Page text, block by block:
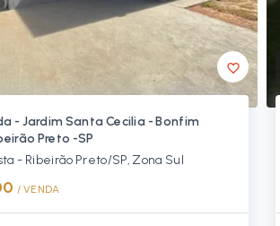
- Jardim Santa Cecilia - Bonfim
Preto -SP
- Ribeirão Preto/SP, Zona Sul
/ VENDA